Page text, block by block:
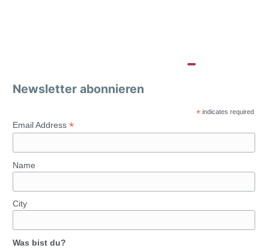
Newsletter abonnieren
* indicates required
Email Address *
Name
City
Was bist du?